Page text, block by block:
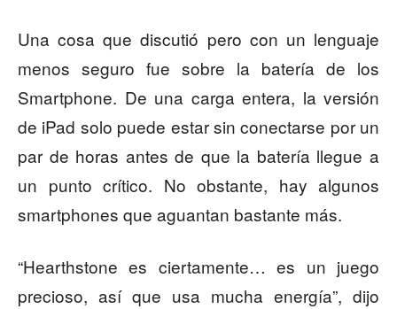
Una cosa que discutió pero con un lenguaje
menos seguro fue sobre la batería de los
Smartphone. De una carga entera, la versión
de iPad solo puede estar sin conectarse por un
par de horas antes de que la batería llegue a
un punto crítico. No obstante, hay algunos
smartphones que aguantan bastante más.
“Hearthstone es ciertamente… es un juego
precioso, así que usa mucha energía”, dijo